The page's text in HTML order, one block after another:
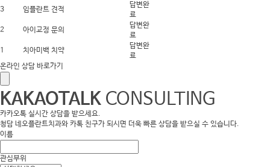
3
임플란트 견적
답변완
료
2
아이교정 문의
답변완
료
1
치아미백 치약
답변완
료
온라인 상담 바로가기
KAKAOTALK CONSULTING
카카오톡 실시간 상담을 받으세요.
청담 네오플란트치과와 카톡 친구가 되시면 더욱 빠른 상담을 받으실 수 있습니다.
이름
관심부위